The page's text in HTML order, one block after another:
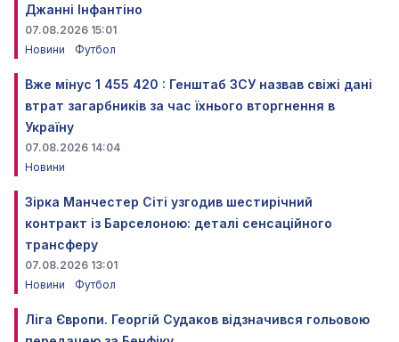
Джанні Інфантіно
07.08.2026 15:01
Новини
Футбол
Вже мінус 1 455 420 : Генштаб ЗСУ назвав свіжі дані
втрат загарбників за час їхнього вторгнення в
Україну
07.08.2026 14:04
Новини
Зірка Манчестер Сіті узгодив шестирічний
контракт із Барселоною: деталі сенсаційного
трансферу
07.08.2026 13:01
Новини
Футбол
Ліга Європи. Георгій Судаков відзначився гольовою